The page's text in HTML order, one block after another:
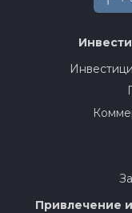
Привлечение